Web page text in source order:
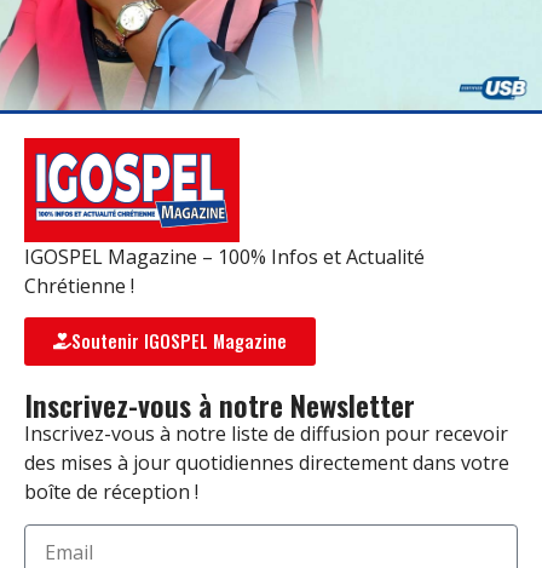
IGOSPEL Magazine – 100% Infos et Actualité
Chrétienne !
Soutenir IGOSPEL Magazine
Inscrivez-vous à notre Newsletter
Inscrivez-vous à notre liste de diffusion pour recevoir
des mises à jour quotidiennes directement dans votre
boîte de réception !